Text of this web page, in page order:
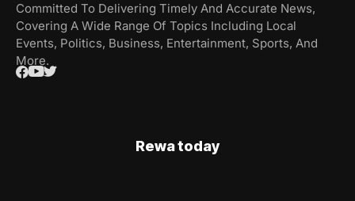
Committed To Delivering Timely And Accurate News,
Covering A Wide Range Of Topics Including Local
Events, Politics, Business, Entertainment, Sports, And
More.
Rewa today